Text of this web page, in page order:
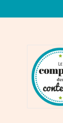
au
articles